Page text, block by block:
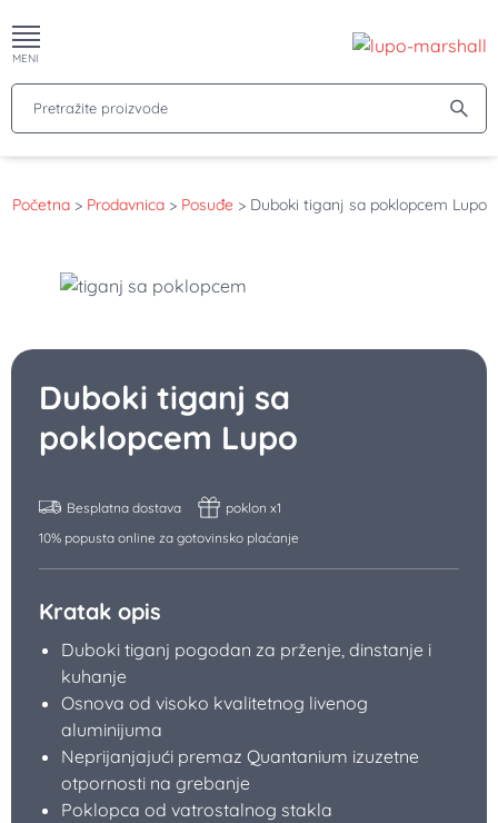
MENI
Pretražite proizvode
Početna > Prodavnica > Posuđe > Duboki tiganj sa poklopcem Lupo
Duboki tiganj sa
poklopcem Lupo
Besplatna dostava
poklon x1
10% popusta online za gotovinsko plaćanje
Kratak opis
Duboki tiganj pogodan za prženje, dinstanje i
kuhanje
Osnova od visoko kvalitetnog livenog
aluminijuma
Neprijanjajući premaz Quantanium izuzetne
otpornosti na grebanje
Poklopca od vatrostalnog stakla